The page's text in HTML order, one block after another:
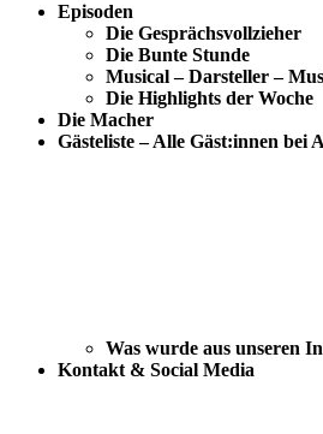
Episoden
Die Gesprächsvollzieher
Die Bunte Stunde
Musical – Darsteller –
Die Highlights der Woche
Die Macher
Gästeliste – Alle Gäst:innen bei
Was wurde aus unseren
Kontakt & Social Media